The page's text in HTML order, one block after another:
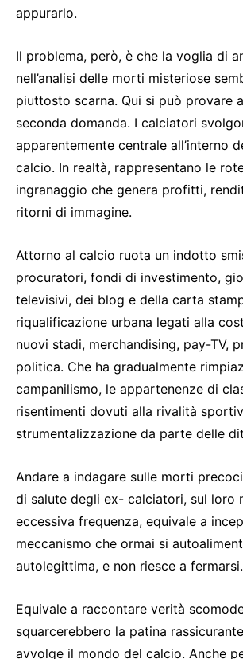
appurarlo.
Il problema, però, è che la voglia di
nell’analisi delle morti misteriose
piuttosto scarna. Qui si può provare
seconda domanda. I calciatori
apparentemente centrale all’interno
calcio. In realtà, rappresentano le
ingranaggio che genera profitti,
ritorni di immagine.
Attorno al calcio ruota un indotto
procuratori, fondi di investimento,
televisivi, dei blog e della carta
riqualificazione urbana legati alla
nuovi stadi, merchandising, pay-TV,
politica. Che ha gradualmente
campanilismo, le appartenenze di
risentimenti dovuti alla rivalità
strumentalizzazione da parte delle
Andare a indagare sulle morti
di salute degli ex- calciatori, sul loro
eccessiva frequenza, equivale a
meccanismo che ormai si
autolegittima, e non riesce a fermarsi.
Equivale a raccontare verità
squarcerebbero la patina
avvolge il mondo del calcio. Anche